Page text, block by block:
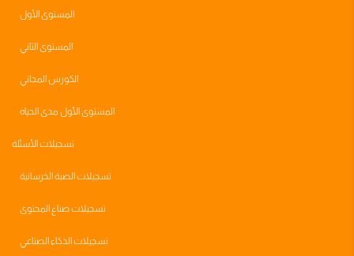
المستوى الأول
المستوى الثاني
الكورس المجاني
المستوى الأول مدى الحياه
تسجيلات الأسئلة
تسجيلات الصبة الخرسانية
تسجيلات صناع المحتوى
تسجيلات الذكاء الصناعي